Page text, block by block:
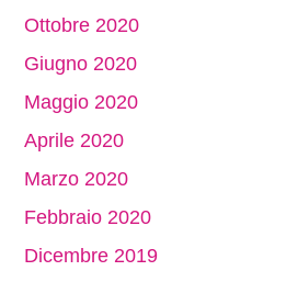
Ottobre 2020
Giugno 2020
Maggio 2020
Aprile 2020
Marzo 2020
Febbraio 2020
Dicembre 2019